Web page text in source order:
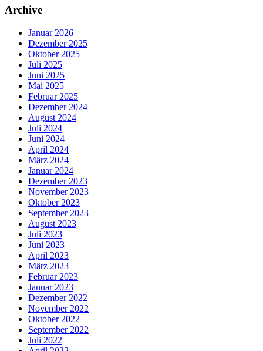
Archive
Januar 2026
Dezember 2025
Oktober 2025
Juli 2025
Juni 2025
Mai 2025
Februar 2025
Dezember 2024
August 2024
Juli 2024
Juni 2024
April 2024
März 2024
Januar 2024
Dezember 2023
November 2023
Oktober 2023
September 2023
August 2023
Juli 2023
Juni 2023
April 2023
März 2023
Februar 2023
Januar 2023
Dezember 2022
November 2022
Oktober 2022
September 2022
Juli 2022